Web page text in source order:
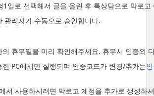
1일로 선택해서 글을 올린 후 톡상담으로 막로
관리자가 수동으로 승인합니다.
의 휴무일을 미리 확인해주세요. 휴무시 인증외
한 PC에서만 실행되며 인증코드가 변경/추가는
서 사용하시려면 막로고 계정을 추가로 생성